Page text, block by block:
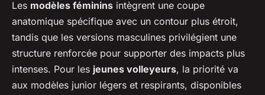
Les modèles féminins intègrent une coupe
anatomique spécifique avec un contour plus étroit,
tandis que les versions masculines privilégient une
structure renforcée pour supporter des impacts plus
intenses. Pour les jeunes volleyeurs, la priorité va
aux modèles junior légers et respirants, disponibles